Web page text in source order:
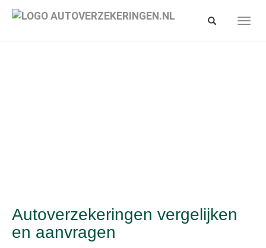
naar
Toon/verberg
Autoverzekeringen vergelijken
en aanvragen